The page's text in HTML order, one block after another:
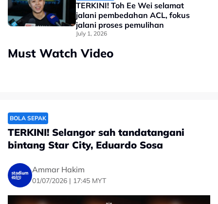
TERKINI! Toh Ee Wei selamat
jalani pembedahan ACL, fokus
jalani proses pemulihan
July 1, 2026
Must Watch Video
BOLA SEPAK
TERKINI! Selangor sah tandatangani
bintang Star City, Eduardo Sosa
Ammar Hakim
01/07/2026 | 17:45 MYT